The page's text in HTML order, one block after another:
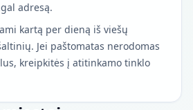
adresą.
kartą per dieną iš viešų
Jei paštomatas nerodomas
kreipkitės į atitinkamo tinklo